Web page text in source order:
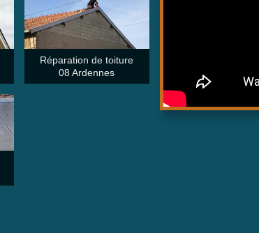
Réparation de toiture
08 Ardennes